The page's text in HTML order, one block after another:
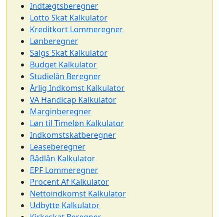
Indtægtsberegner
Lotto Skat Kalkulator
Kreditkort Lommeregner
Lønberegner
Salgs Skat Kalkulator
Budget Kalkulator
Studielån Beregner
Årlig Indkomst Kalkulator
VA Handicap Kalkulator
Marginberegner
Løn til Timeløn Kalkulator
Indkomstskatberegner
Leaseberegner
Bådlån Kalkulator
EPF Lommeregner
Procent Af Kalkulator
Nettoindkomst Kalkulator
Udbytte Kalkulator